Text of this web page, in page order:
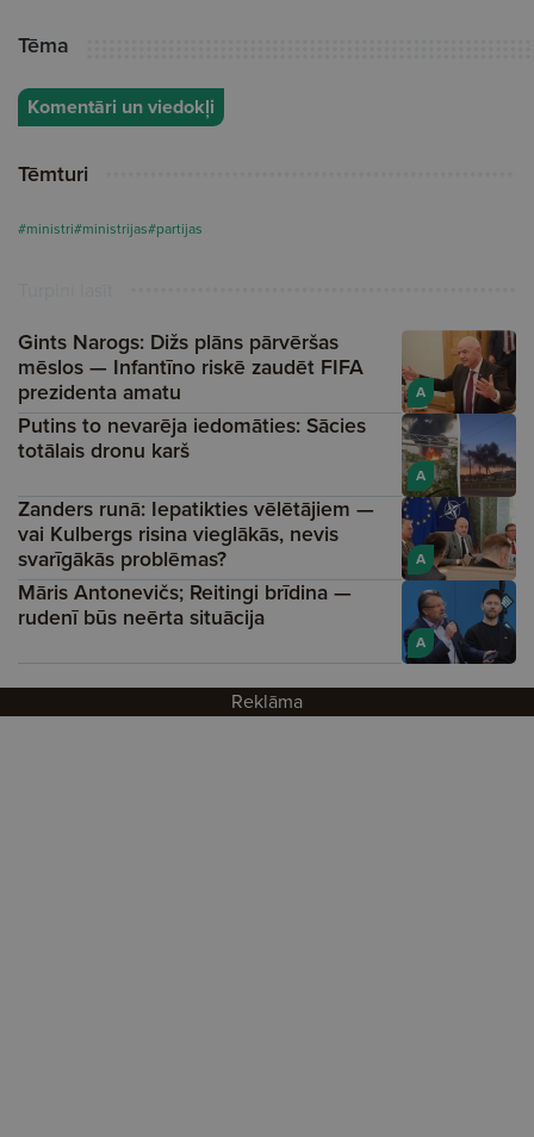
Tēma
Komentāri un viedokļi
Tēmturi
#ministri#ministrijas#partijas
A
Gints Narogs: Dižs plāns pārvēršas
mēslos — Infantīno riskē zaudēt FIFA
prezidenta amatu
A
Putins to nevarēja iedomāties: Sācies
totālais dronu karš
A
Zanders runā: Iepatikties vēlētājiem —
vai Kulbergs risina vieglākās, nevis
svarīgākās problēmas?
A
Māris Antonevičs; Reitingi brīdina —
rudenī būs neērta situācija
Reklāma